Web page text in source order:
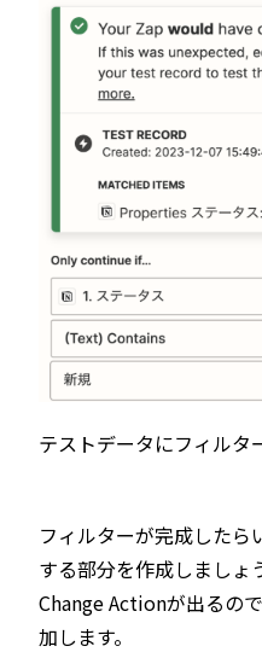
テストデータにフィルタ
フィルターが完成した
する部分を作成しまし
Change Actionが出るの
加します。